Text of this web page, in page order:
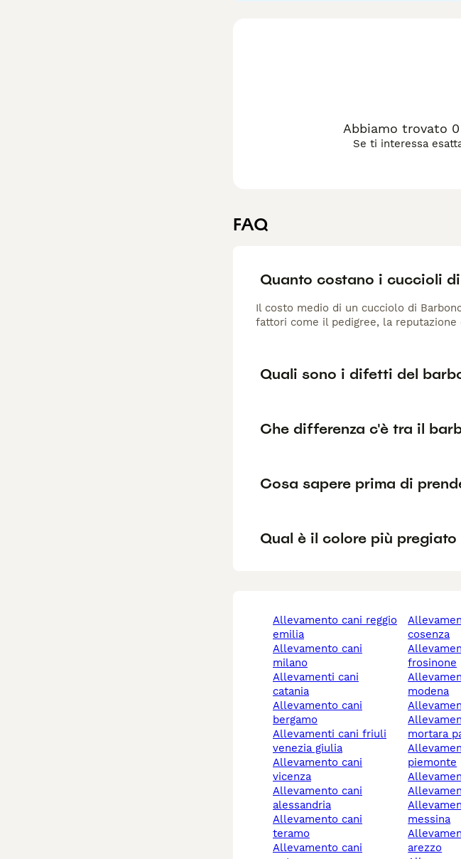
Abbiamo trovato
Se ti interessa
FAQ
Quanto costano i cuccioli
Il costo medio di un cucciolo di
fattori come il pedigree, la
Quali sono i difetti del
Che differenza c'è tra il
Cosa sapere prima di
Qual è il colore più
allevamento cani reggio
emilia
allevamento cani
milano
allevamenti cani
catania
allevamento cani
bergamo
allevamenti cani friuli
venezia giulia
allevamento cani
vicenza
allevamento cani
alessandria
allevamento cani
teramo
allevamento cani
allevamento cani
cosenza
allevamento cani
frosinone
allevamento cani
modena
allevamento cani
mortara
allevamento cani
piemonte
allevamento cani
messina
allevamento cani
arezzo